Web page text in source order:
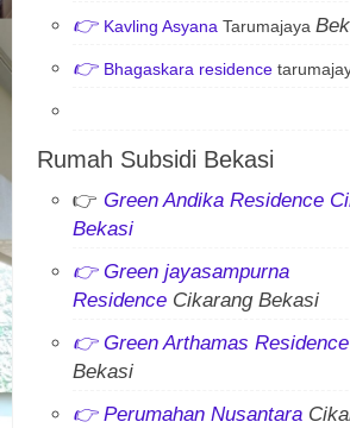
👉 Kavling Asyana Tarumajaya
👉 Bhagaskara residence
Rumah Subsidi Bekasi
👉 Green Andika Residence
Bekasi
👉 Green jayasampurna
Residence Cikarang Bekasi
👉 Green Arthamas Residence
Bekasi
👉 Perumahan Nusantara